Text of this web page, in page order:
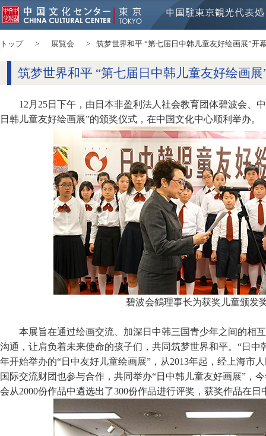
トップ 展覧会 筑梦世界和平 “第七届日中韩儿童友好绘画展”开
筑梦世界和平 “第七届日中韩儿童友好绘画展
12月25日下午，由日本非盈利法人社会教育团体碧波会、
日韩儿童友好绘画展”的颁奖仪式，在中国文化中心顺利举办。
碧波会鶴理事长为获奖儿童颁发
本展旨在通过绘画交流、加深日中韩三国青少年之间的相
沟通，让肩负着未来使命的孩子们，共同筑梦世界和平。“日中
年开始举办的“日中友好儿童绘画展”，从2013年起，经上海市
国际交流财团也参与合作，共同举办“日中韩儿童友好画展”，
会从2000份作品中遴选出了300份作品进行评奖，获奖作品在日